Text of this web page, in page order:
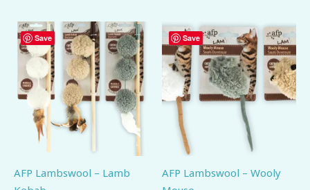
Save
AFP Lambswool – Lamb
Save
AFP Lambswool – Wooly